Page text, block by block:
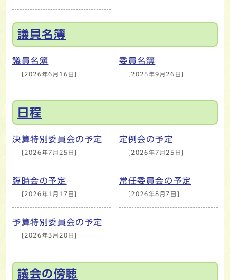
議員名簿
議員名簿
[2026年6月16日]
委員名簿
[2025年9月26日]
日程
決算特別委員会の予定
[2026年7月25日]
定例会の予定
[2026年7月25日]
臨時会の予定
[2026年1月17日]
常任委員会の予定
[2026年8月7日]
予算特別委員会の予定
[2026年3月20日]
議会の傍聴